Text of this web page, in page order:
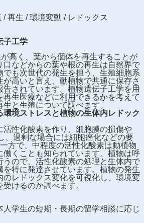
再生 / 環境変動 / レドックス
子工学
高く、葉から個体を再生することが
口などからの葉や根の再生は自然界で
でも次世代の発生を担う、生殖細胞系
高いと言え、動植物で共通に保存さ
告されています。植物遺伝子工学を用
再生医療などに利用できるかを考えて
と生殖について調べます。
境ストレスと植物の生体内レドック
活性化酸素を作り、細胞膜の損傷や
、過剰な場合には細胞癌化などの要
方で、中程度の活性化酸素は動植物
働くことも知られています。植物は呼
うので、活性化酸素の処理と生体内で
を特に発達させています。植物の発生
のレドックス変化を可視化し、環境変
けるのか調べます。
人学生の短期・長期の留学相談に応じ